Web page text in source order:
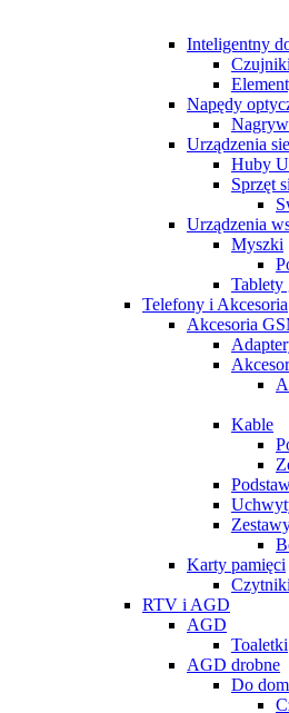
Inteligentny
Czujniki
Napędy
Urządzenia
Huby
Sprzęt
Urządzenia
Myszki
Tablety
Telefony i Akcesoria
Akcesoria
Kable
Karty pamięci
RTV i AGD
AGD
Toaletki
AGD drobne
Do